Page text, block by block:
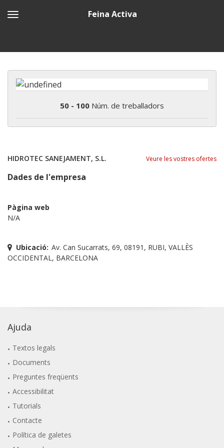
Feina Activa
50 - 100 Núm. de treballadors
HIDROTEC SANEJAMENT, S.L. Veure les vostres ofertes
Dades de l'empresa
Pàgina web
N/A
Ubicació: Av. Can Sucarrats, 69, 08191, RUBI, VALLÈS
OCCIDENTAL, BARCELONA
Ajuda
Textos legals
Documents
Preguntes freqüents
Accessibilitat
Tutorials
Contacte
Política de galetes